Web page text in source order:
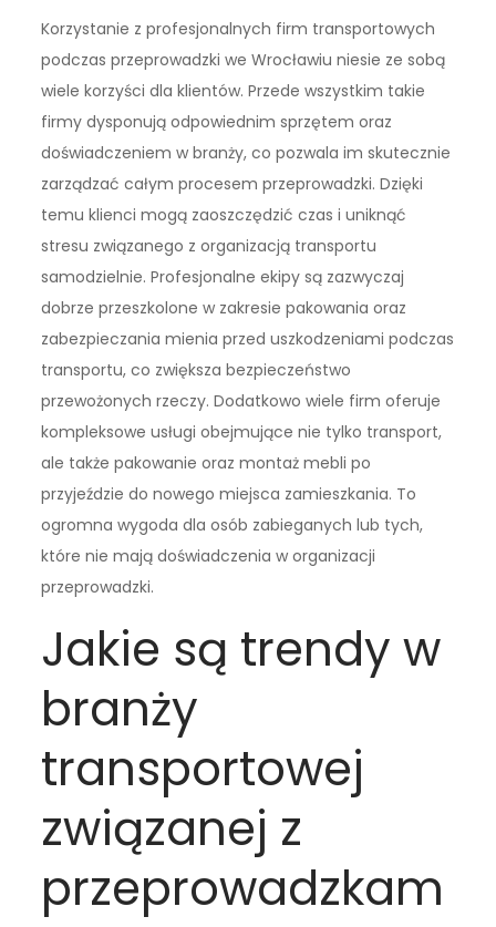
Korzystanie z profesjonalnych firm transportowych
podczas przeprowadzki we Wrocławiu niesie ze sobą
wiele korzyści dla klientów. Przede wszystkim takie
firmy dysponują odpowiednim sprzętem oraz
doświadczeniem w branży, co pozwala im skutecznie
zarządzać całym procesem przeprowadzki. Dzięki
temu klienci mogą zaoszczędzić czas i uniknąć
stresu związanego z organizacją transportu
samodzielnie. Profesjonalne ekipy są zazwyczaj
dobrze przeszkolone w zakresie pakowania oraz
zabezpieczania mienia przed uszkodzeniami podczas
transportu, co zwiększa bezpieczeństwo
przewożonych rzeczy. Dodatkowo wiele firm oferuje
kompleksowe usługi obejmujące nie tylko transport,
ale także pakowanie oraz montaż mebli po
przyjeździe do nowego miejsca zamieszkania. To
ogromna wygoda dla osób zabieganych lub tych,
które nie mają doświadczenia w organizacji
przeprowadzki.
Jakie są trendy w
branży
transportowej
związanej z
przeprowadzkam